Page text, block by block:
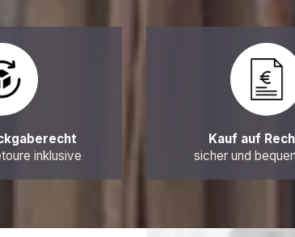
inklusive
Kauf auf
sicher und